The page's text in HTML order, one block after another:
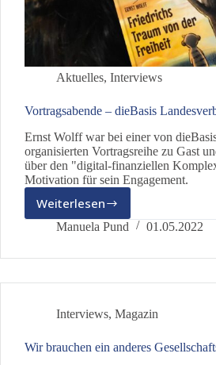
Aktuelles, Interviews
Vortragsabende – dieBasis
Ernst Wolff war bei einer von
organisierten Vortragsreihe zu Gast
über den "digital-finanziellen
Motivation für sein Engagement.
WeiterlesenVortragsabende
–
Landesverband
Manuela Pund 01.05.2022
Interviews, Magazin
Wir brauchen ein anderes